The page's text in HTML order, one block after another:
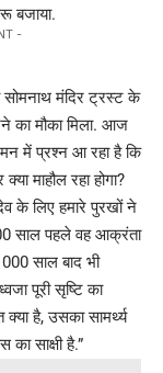
बजाया.
-
सोमनाथ मंदिर ट्रस्ट के
का मौका मिला. आज
में प्रश्न आ रहा है कि
माहौल रहा होगा?
के लिए हमारे पुरखों ने
साल पहले वह आक्रंता
साल बाद भी
पूरी सृष्टि का
क्या है, उसका सामर्थ्य
साक्षी है.”